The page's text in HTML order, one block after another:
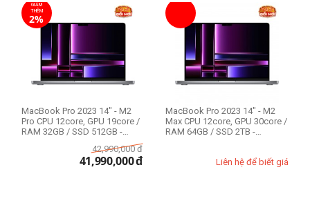
2023
CPU Mac
Apple M2 Pro 10-core
Apple M2 Max 12-core
GIẢM
THÊM
2%
MacBook Pro 2023 14" - M2
Pro CPU 12core, GPU 19core /
RAM 32GB / SSD 512GB -
42,990,000 đ
41,990,000đ
MacBook Pro 2023 14" - M2
Max CPU 12core, GPU 30core /
RAM 64GB / SSD 2TB -
Liên hệ để biết giá